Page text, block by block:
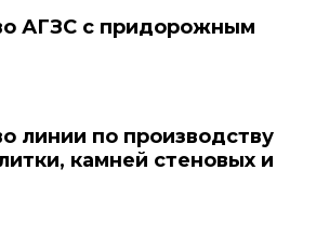
АГЗС с придорожным
линии по производству
камней стеновых и